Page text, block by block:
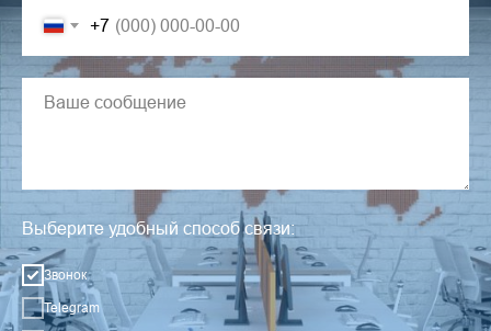
+7
Выберите удобный способ связи:
Звонок
Telegram